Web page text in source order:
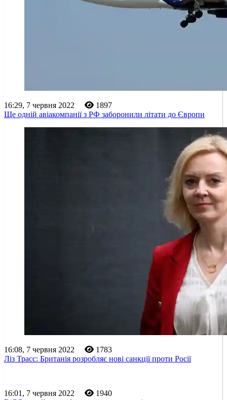
16:29, 7 червня 2022
1897
Ще одній авіакомпанії з РФ заборонили літати до Європи
16:08, 7 червня 2022
1783
Ліз Трасс: Британія розробляє нові санкції проти Росії
16:01, 7 червня 2022
1940